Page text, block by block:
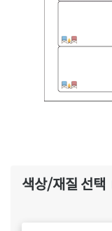
색상/재질 선택